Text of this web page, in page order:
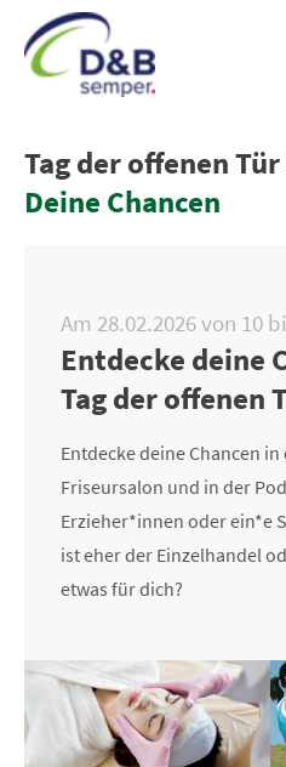
Tag der offenen Tür
Deine Chancen
Am 28.02.2026 von 10
Entdecke deine
Tag der offenen
Entdecke deine Chancen in
Friseursalon und in der
Erzieher*innen oder ein*e
ist eher der Einzelhandel
etwas für dich?